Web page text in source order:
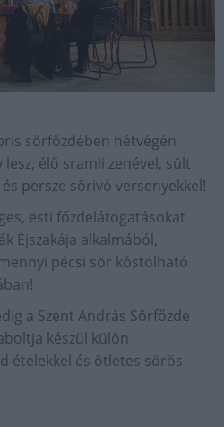
sörfőzdében hétvégén
élő sramli zenével, sült
persze sörivó versenyekkel!
esti főzdelátogatásokat
Éjszakája alkalmából,
pécsi sör kóstolható
a Szent András Sörfőzde
készül külön
ételekkel és ötletes sörös